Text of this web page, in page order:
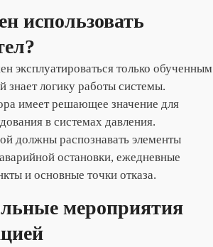
использовать
эксплуатироваться только обученным
знает логику работы системы.
имеет решающее значение для
в системах давления.
должны распознавать элементы
остановки, ежедневные
и основные точки отказа.
мероприятия